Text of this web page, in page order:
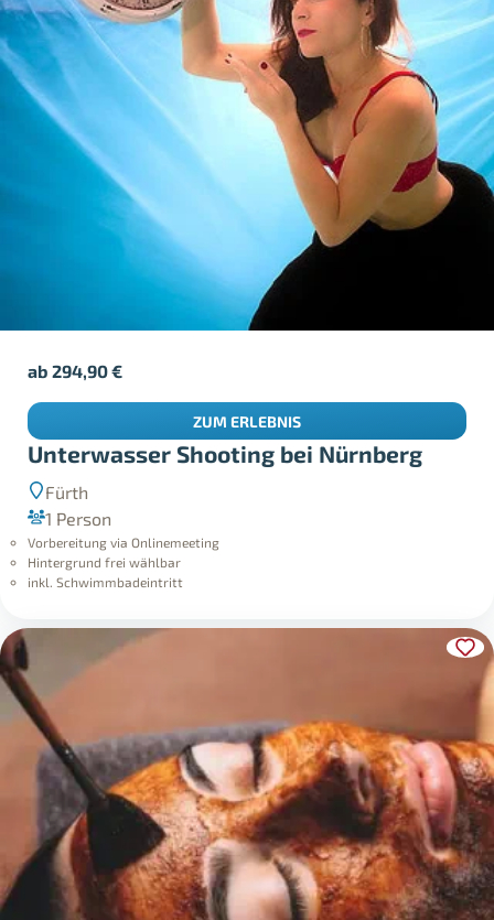
Unterwasser Shooting bei Nürnberg
Fürth
1 Person
Vorbereitung via Onlinemeeting
Hintergrund frei wählbar
inkl. Schwimmbadeintritt
ab294,90€
ZUM ERLEBNIS